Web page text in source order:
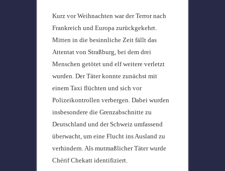
Kurz vor Weihnachten war der Terror nach
Frankreich und Europa zurückgekehrt.
Mitten in die besinnliche Zeit fällt das
Attentat von Straßburg, bei dem drei
Menschen getötet und elf weitere verletzt
wurden. Der Täter konnte zunächst mit
einem Taxi flüchten und sich vor
Polizeikontrollen verbergen. Dabei wurden
insbesondere die Grenzabschnitte zu
Deutschland und der Schweiz umfassend
überwacht, um eine Flucht ins Ausland zu
verhindern. Als mutmaßlicher Täter wurde
Chérif Chekatt identifiziert.